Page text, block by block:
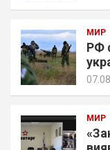
МИР
РФ
МИР